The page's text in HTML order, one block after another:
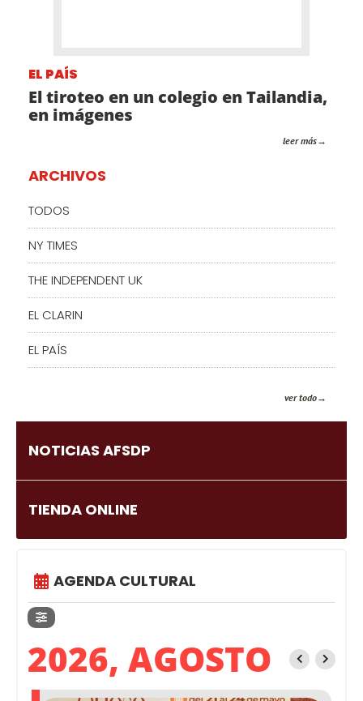
EL PAÍS
El tiroteo en un colegio en Tailandia,
en imágenes
leer más
ARCHIVOS
TODOS
NY TIMES
THE INDEPENDENT UK
EL CLARIN
EL PAÍS
ver todo
NOTICIAS AFSDP
TIENDA ONLINE
AGENDA CULTURAL
2026, AGOSTO